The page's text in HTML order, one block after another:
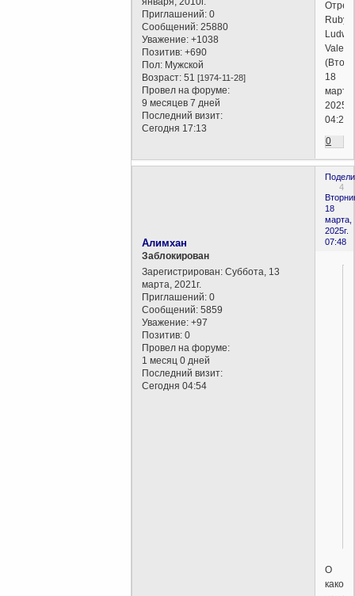
Приглашений: 0
Сообщений: 25880
Уважение: +1038
Позитив: +690
Пол: Мужской
Возраст: 51[1974-11-28]
Провел на форуме:
9 месяцев 7 дней
Последний визит:
Сегодня 17:13
Ruby
18
марта,
2025г.
04:28)
0
4
18
марта,
2025г.
07:48
Алимхан
Заблокирован
Зарегистрирован: Суббота, 13
марта, 2021г.
Приглашений: 0
Сообщений: 5859
Уважение: +97
Позитив: 0
Провел на форуме:
1 месяц 0 дней
Последний визит:
Сегодня 04:54
О
каком